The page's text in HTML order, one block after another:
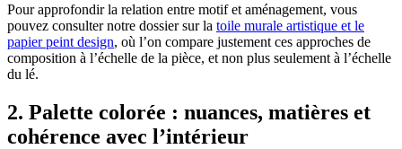
Pour approfondir la relation entre motif et aménagement, vous
pouvez consulter notre dossier sur la toile murale artistique et le
papier peint design, où l’on compare justement ces approches de
composition à l’échelle de la pièce, et non plus seulement à l’échelle
du lé.
2. Palette colorée : nuances, matières et
cohérence avec l’intérieur